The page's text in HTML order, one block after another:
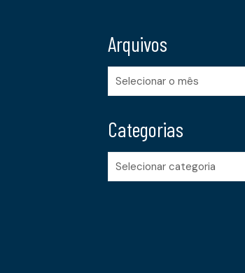
Arquivos
Arquivos
Categorias
Categorias